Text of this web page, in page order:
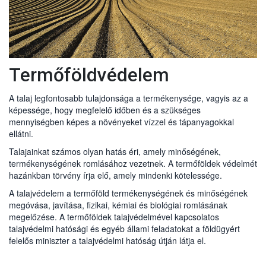
Termőföldvédelem
A talaj legfontosabb tulajdonsága a termékenysége, vagyis az a
képessége, hogy megfelelő időben és a szükséges
mennyiségben képes a növényeket vízzel és tápanyagokkal
ellátni.
Talajainkat számos olyan hatás éri, amely minőségének,
termékenységének romlásához vezetnek. A termőföldek védelmét
hazánkban törvény írja elő, amely mindenki kötelessége.
A talajvédelem a termőföld termékenységének és minőségének
megóvása, javítása, fizikai, kémiai és biológiai romlásának
megelőzése. A termőföldek talajvédelmével kapcsolatos
talajvédelmi hatósági és egyéb állami feladatokat a földügyért
felelős miniszter a talajvédelmi hatóság útján látja el.
Erózió-defláció
Belvíz
Talajjavítás
A termésnövelő anyagokról
Talajerő-gazdálkodás
Öntözés
Talajszennyezés
Fenntartható termőföld-használat
Magyarország talajtípusai
Hígtrágya termőföldön történő felhasználásának
bejelentése
Talajjavítás engedélyezése
Mezőgazdasági célú tereprendezés engedélyezése
Termőföld védelme törvény
Termésnövelő anyagok
az uniós termésnövelő anyagok forgalmazására
vonatkozó szabályok megállapításáról szóló2019/1009
Európa Parlamenti és Tanácsi rendelet
Talajvédelmi szakértői tevékenység
Talajvédelmi terv készítésének részletes
szabályai
90/2008 évi (VII. 18.) FVM rendelet
Nitrát-rendelet
59/2008 (IV. 29.) FVM rendelet